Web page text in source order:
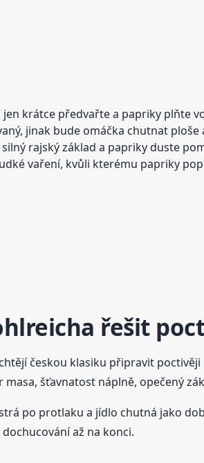
krátce předvařte a papriky plňte
jinak bude omáčka chutnat ploše
rajský základ a papriky duste
vaření, kvůli kterému papriky
řešit
českou klasiku připravit
šťavnatost náplně, opečený
po protlaku a jídlo chutná jako
až na konci.